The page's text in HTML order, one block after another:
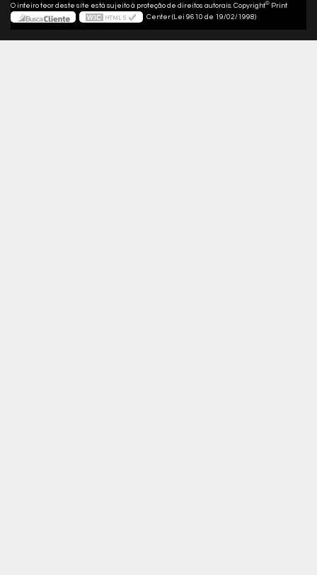
O inteiro teor deste site está sujeito à proteção de direitos autorais. Copyright© Print
Center (Lei 9610 de 19/02/1998)